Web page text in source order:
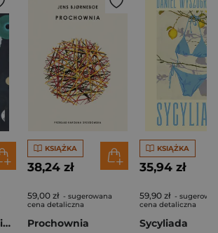
Pytanie numer siedem
KSIĄŻKA
38,24 zł
59,00 zł - sugerowana
cena detaliczna
Prochownia
KSIĄŻKA
35,94 zł
59,90 zł -
cena detaliczna
Sycyliada